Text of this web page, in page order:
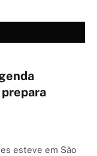
esteve em São